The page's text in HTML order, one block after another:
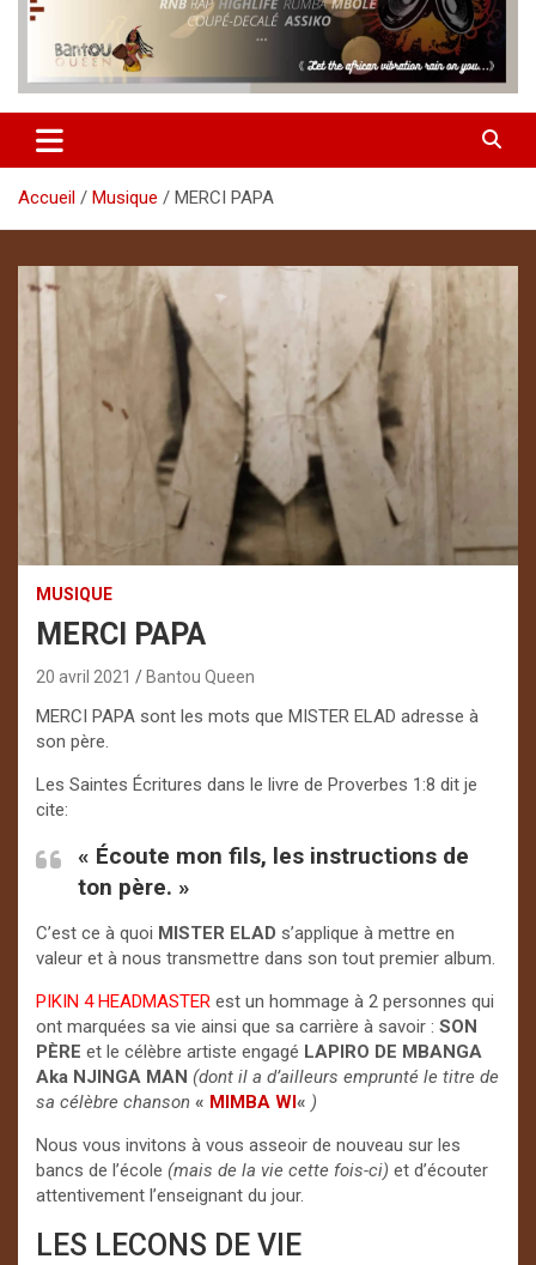
Accueil Musique MERCI PAPA
MUSIQUE
MERCI PAPA
20 avril 2021 Bantou Queen
MERCI PAPA sont les mots que MISTER ELAD adresse à
son père.
Les Saintes Écritures dans le livre de Proverbes 1:8 dit je
cite:
« Écoute mon fils, les instructions de
ton père. »
C’est ce à quoi MISTER ELAD s’applique à mettre en
valeur et à nous transmettre dans son tout premier album.
PIKIN 4 HEADMASTER est un hommage à 2 personnes qui
ont marquées sa vie ainsi que sa carrière à savoir : SON
PÈRE et le célèbre artiste engagé LAPIRO DE MBANGA
Aka NJINGA MAN (dont il a d’ailleurs emprunté le titre de
sa célèbre chanson « MIMBA WI « )
Nous vous invitons à vous asseoir de nouveau sur les
bancs de l’école (mais de la vie cette fois-ci) et d’écouter
attentivement l’enseignant du jour.
LES LECONS DE VIE